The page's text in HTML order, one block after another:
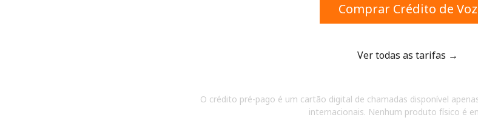
ofertas.
Comprar Crédito de Voz
Ver todas as tarifas →
O crédito pré-pago é um cartão digital de chamadas disponível
internacionais. Nenhum produto físico é